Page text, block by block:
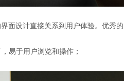
面设计直接关系到用户体验。优秀
易于用户浏览和操作；